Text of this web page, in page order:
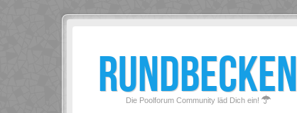
RUNDBECKEN
Die Poolforum Community läd Dich ein!